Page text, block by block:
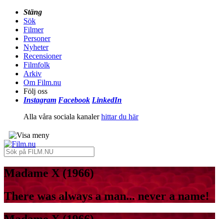
Stäng
Sök
Filmer
Personer
Nyheter
Recensioner
Filmfolk
Arkiv
Om Film.nu
Följ oss
Instagram Facebook LinkedIn
Alla våra sociala kanalerhittar du här
Madame X (1966)
There was always a man... never a name!